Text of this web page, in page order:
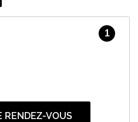
1
RENDEZ-VOUS